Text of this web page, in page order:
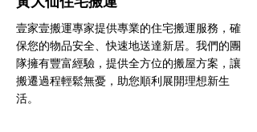
壹家壹搬運專家提供專業的住宅搬運服務，確
保您的物品安全、快速地送達新居。我們的團
隊擁有豐富經驗，提供全方位的搬屋方案，讓
搬遷過程輕鬆無憂，助您順利展開理想新生
活。